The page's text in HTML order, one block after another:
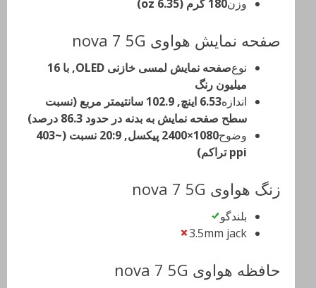
وزن180 گرم (6.35 oz)
صفحه نمایش هواوی nova 7 5G
نوع
صفحه نمایش لمسی خازنی OLED, با 16
میلیون رنگ
اندازه
6.53 اینچ, 102.9 سانتیمتر مربع (نسبت
سطح صفحه نمایش به بدنه در حدود 86.3 درصد)
وضوح
1080×2400 پیکسل, 20:9 نسبت (~403
ppi تراکم)
زنگ هواوی nova 7 5G
بلندگو
3.5mm jack
حافظه هواوی nova 7 5G